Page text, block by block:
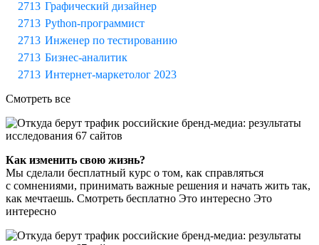
Графический дизайнер
Python-программист
Инженер по тестированию
Бизнес-аналитик
Интернет-маркетолог 2023
Смотреть все
Как изменить свою жизнь?
Мы сделали бесплатный курс о том, как справляться
с сомнениями, принимать важные решения и начать жить так,
как мечтаешь. Смотреть бесплатно Это интересно Это
интересно